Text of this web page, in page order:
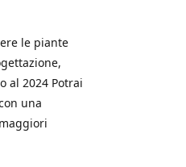
le piante
al 2024 Potrai
una